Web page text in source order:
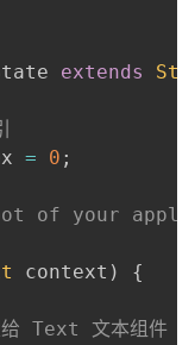
extends
= 0 ;
of your
context ) {
Text 文本组件